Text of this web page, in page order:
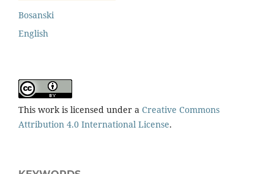
Bosanski
English
This work is licensed under a Creative Commons
Attribution 4.0 International License.